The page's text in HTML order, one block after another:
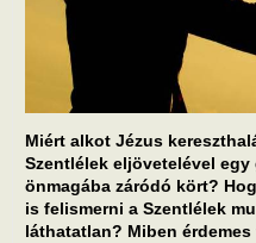
Miért alkot Jézus
Szentlélek eljövetelével
önmagába záródó kört?
is felismerni a Szentlélek
láthatatlan? Miben